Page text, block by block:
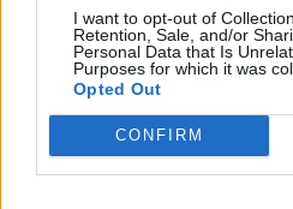
I want to opt-out of
Retention, Sale, and/or
Personal Data that Is
Purposes for which it was
Opted Out
CONFIRM
το μουσικοχορευτικό
Στράτου», με μόνιμο
Βασιλείου.
Πρόσβαση: https://